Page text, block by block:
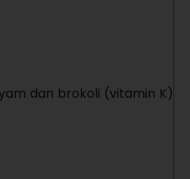
dan brokoli (vitamin K)